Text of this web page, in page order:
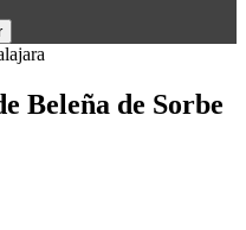
Beleña de Sorbe